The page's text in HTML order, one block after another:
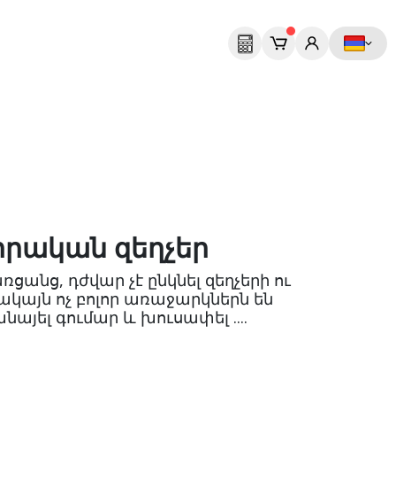
զեղչեր
դժվար չէ ընկնել զեղչերի ու
ոչ բոլոր առաջարկներն են
գումար և խուսափել ....